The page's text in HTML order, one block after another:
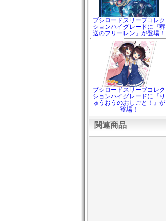
ブシロードスリーブコレク
ションハイグレードに『葬
送のフリーレン』が登場！
ブシロードスリーブコレク
ションハイグレードに『り
ゅうおうのおしごと！』が
登場！
関連商品